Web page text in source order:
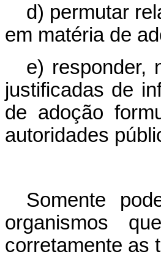
d) permutar
em matéria de
e) responder,
justificadas de
de adoção
autoridades
Somente
organismos
corretamente as